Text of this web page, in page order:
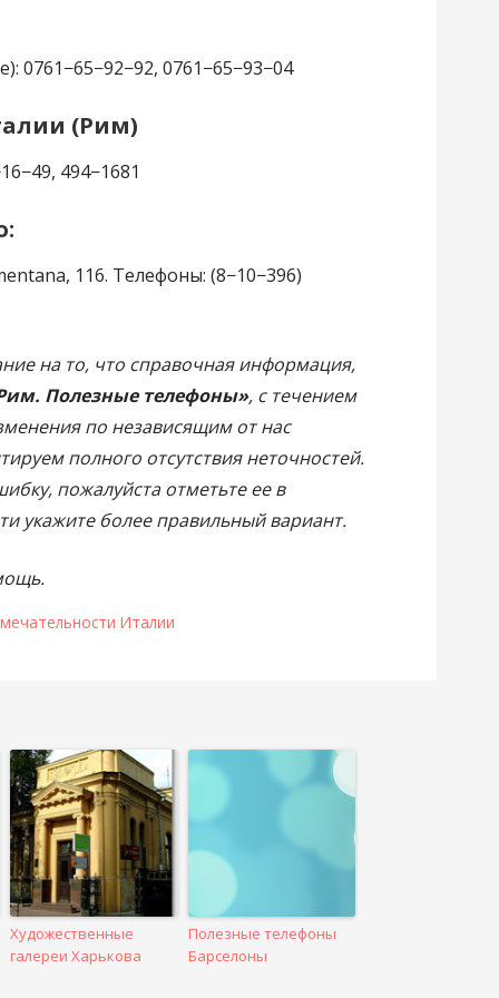
0761−65−92−92, 0761−65−93−04
(Рим)
494−1681
116. Телефоны: (8−10−396)
на то, что справочная информация,
Полезные телефоны», с течением
по независящим от нас
полного отсутствия неточностей.
пожалуйста отметьте ее в
укажите более правильный вариант.
Италии
Художественные
галереи Харькова
Полезные телефоны
Барселоны